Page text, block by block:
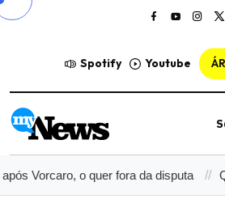
Spotify Youtube
o quer fora da disputa Quando